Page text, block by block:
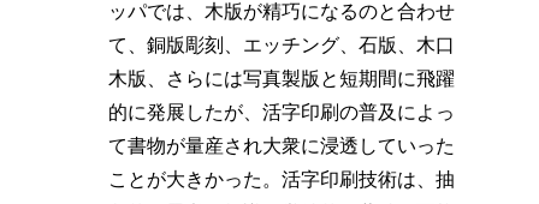
ッパでは、木版が精巧になるのと合わせ
て、銅版彫刻、エッチング、石版、木口
木版、さらには写真製版と短期間に飛躍
的に発展したが、活字印刷の普及によっ
て書物が量産され大衆に浸透していった
ことが大きかった。活字印刷技術は、抽